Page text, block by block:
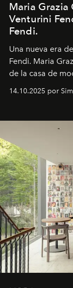
Maria Grazia
Venturini
Fendi.
Una nueva era
Fendi. Maria
de la casa de
14.10.2025 por